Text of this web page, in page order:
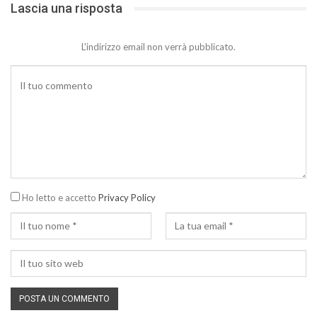
Lascia una risposta
L'indirizzo email non verrà pubblicato.
Ho letto e accetto Privacy Policy